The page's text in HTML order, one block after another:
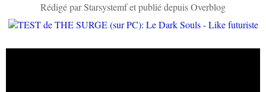
Rédigé par Starsystemf et publié depuis Overblog